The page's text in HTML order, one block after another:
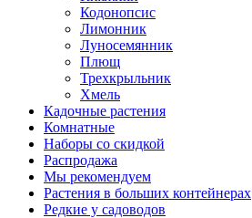
Кодонопсис
Лимонник
Луносемянник
Плющ
Трехкрыльник
Хмель
Кадочные растения
Комнатные
Наборы со скидкой
Распродажа
Мы рекомендуем
Растения в больших контейнерах
Редкие у садоводов